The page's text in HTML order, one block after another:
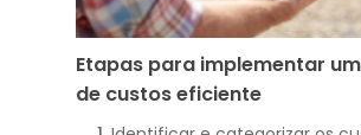
Etapas para implementar
de custos eficiente